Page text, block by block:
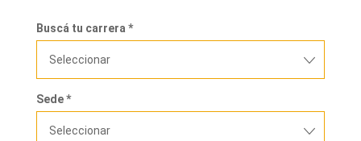
Buscá tu carrera *
Seleccionar
Sede *
Seleccionar